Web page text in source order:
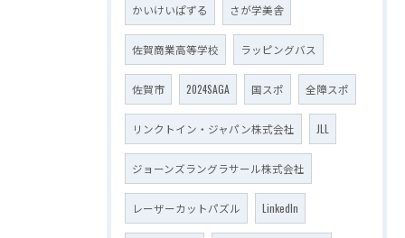
かいけいぱずる さが学美舎
佐賀商業高等学校 ラッピングバス
佐賀市 2024SAGA 国スポ 全障スポ
リンクトイン・ジャパン株式会社 JLL
ジョーンズラングラサール株式会社
レーザーカットパズル LinkedIn